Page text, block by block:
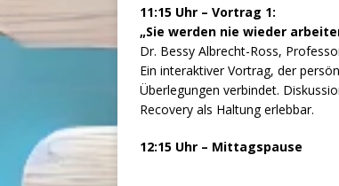
11:15 Uhr – Vortrag 1:
„Sie werden nie wieder
Dr. Bessy Albrecht-Ross,
Ein interaktiver Vortrag, der
Überlegungen verbindet.
Recovery als Haltung erlebbar.
12:15 Uhr – Mittagspause